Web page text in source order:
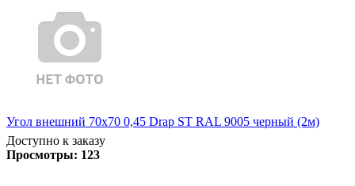
Угол внешний 70х70 0,45 Drap ST RAL 9005 черный (2м)
Доступно к заказу
Просмотры: 123